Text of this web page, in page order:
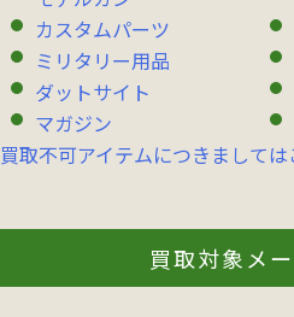
カスタムパーツ
ミリタリー用品
ダットサイト
マガジン
買取不可アイテムにつきましては
買取対象メ